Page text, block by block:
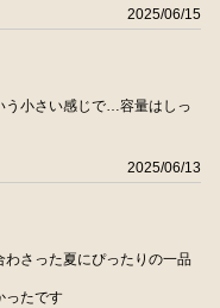
2025/06/15
う小さい感じで…容量はしっ
2025/06/13
さった夏にぴったりの一品
ったです